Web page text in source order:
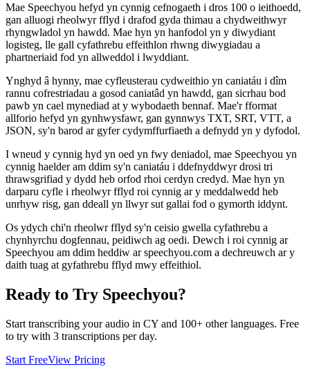
Mae Speechyou hefyd yn cynnig cefnogaeth i dros 100 o ieithoedd,
gan alluogi rheolwyr fflyd i drafod gyda thimau a chydweithwyr
rhyngwladol yn hawdd. Mae hyn yn hanfodol yn y diwydiant
logisteg, lle gall cyfathrebu effeithlon rhwng diwygiadau a
phartneriaid fod yn allweddol i lwyddiant.
Ynghyd â hynny, mae cyfleusterau cydweithio yn caniatáu i dîm
rannu cofrestriadau a gosod caniatâd yn hawdd, gan sicrhau bod
pawb yn cael mynediad at y wybodaeth bennaf. Mae'r fformat
allforio hefyd yn gynhwysfawr, gan gynnwys TXT, SRT, VTT, a
JSON, sy'n barod ar gyfer cydymffurfiaeth a defnydd yn y dyfodol.
I wneud y cynnig hyd yn oed yn fwy deniadol, mae Speechyou yn
cynnig haelder am ddim sy'n caniatáu i ddefnyddwyr drosi tri
thrawsgrifiad y dydd heb orfod rhoi cerdyn credyd. Mae hyn yn
darparu cyfle i rheolwyr fflyd roi cynnig ar y meddalwedd heb
unrhyw risg, gan ddeall yn llwyr sut gallai fod o gymorth iddynt.
Os ydych chi'n rheolwr fflyd sy'n ceisio gwella cyfathrebu a
chynhyrchu dogfennau, peidiwch ag oedi. Dewch i roi cynnig ar
Speechyou am ddim heddiw ar speechyou.com a dechreuwch ar y
daith tuag at gyfathrebu fflyd mwy effeithiol.
Ready to Try Speechyou?
Start transcribing your audio in CY and 100+ other languages. Free
to try with 3 transcriptions per day.
Start FreeView Pricing